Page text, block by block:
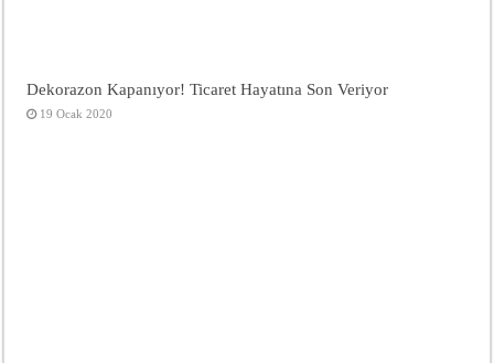
Dekorazon Kapanıyor! Ticaret Hayatına Son Veriyor
19 Ocak 2020